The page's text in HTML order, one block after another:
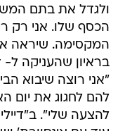
ולגדל את בתם
הכסף שלו. אני רק
המקסימה. שיראה
"אני רוצה שיבוא
להם לחגוג את יום
להצעה שלי".